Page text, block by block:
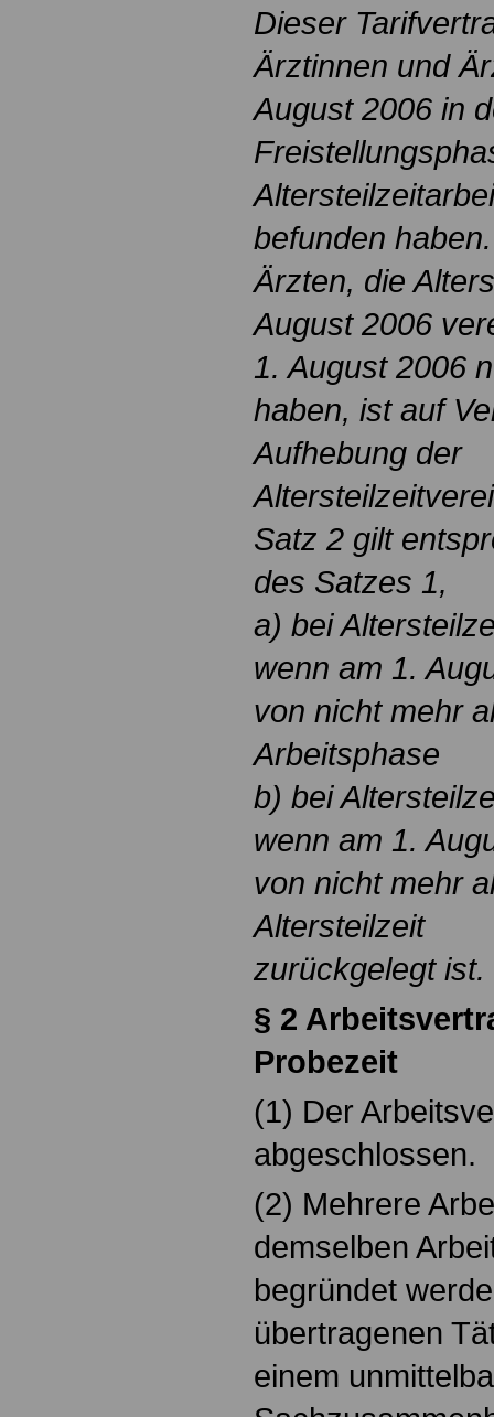
Dieser
Ärztinnen und
August 2006 in
befunden
Ärzten, die
August 2006
1. August 2006
haben, ist auf
Aufhebung der
Satz 2 gilt
des Satzes 1,
a) bei
wenn am 1.
von nicht mehr
Arbeitsphase
b) bei
wenn am 1.
von nicht mehr
Altersteilzeit
zurückgelegt ist.
§ 2
Probezeit
(1) Der
abgeschlossen.
(2) Mehrere
demselben
begründet
übertragenen
einem